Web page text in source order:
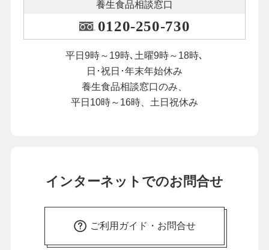
養生食品相談窓口
0120-250-730
平日9時～19時､土曜9時～18時､
日･祝日･年末年始休み
養生食品相談窓口のみ、
平日10時～16時、土日祝休み
インターネットでのお問合せ
ご利用ガイド・お問合せ